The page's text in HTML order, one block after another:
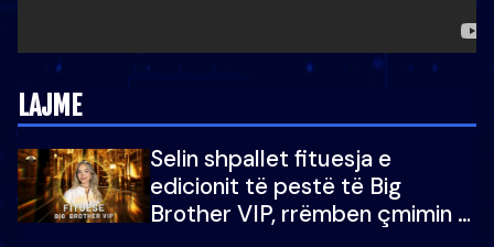
LAJME
Selin shpallet fituesja e
edicionit të pestë të Big
Brother VIP, rrëmben çmimin e